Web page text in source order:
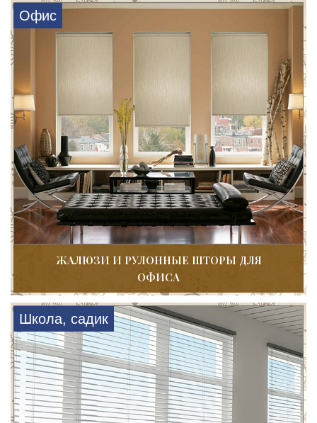
Офис
ЖАЛЮЗИ И РУЛОННЫЕ ШТОРЫ ДЛЯ
ОФИСА
Школа, садик